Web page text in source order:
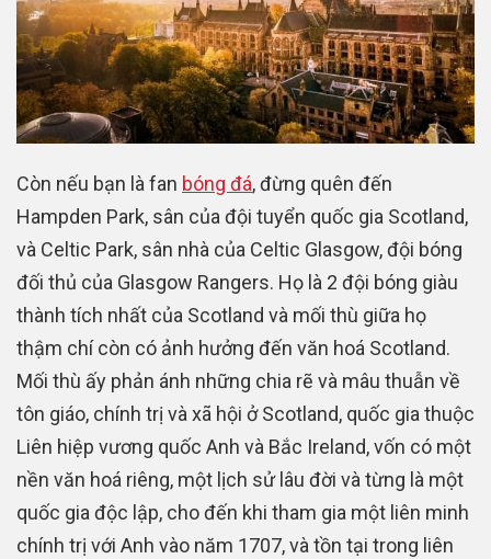
Còn nếu bạn là fan bóng đá, đừng quên đến
Hampden Park, sân của đội tuyển quốc gia Scotland,
và Celtic Park, sân nhà của Celtic Glasgow, đội bóng
đối thủ của Glasgow Rangers. Họ là 2 đội bóng giàu
thành tích nhất của Scotland và mối thù giữa họ
thậm chí còn có ảnh hưởng đến văn hoá Scotland.
Mối thù ấy phản ánh những chia rẽ và mâu thuẫn về
tôn giáo, chính trị và xã hội ở Scotland, quốc gia thuộc
Liên hiệp vương quốc Anh và Bắc Ireland, vốn có một
nền văn hoá riêng, một lịch sử lâu đời và từng là một
quốc gia độc lập, cho đến khi tham gia một liên minh
chính trị với Anh vào năm 1707, và tồn tại trong liên